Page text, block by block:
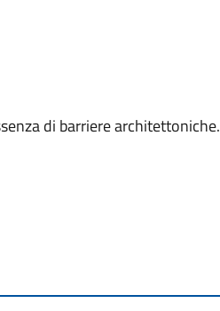
di barriere architettoniche.